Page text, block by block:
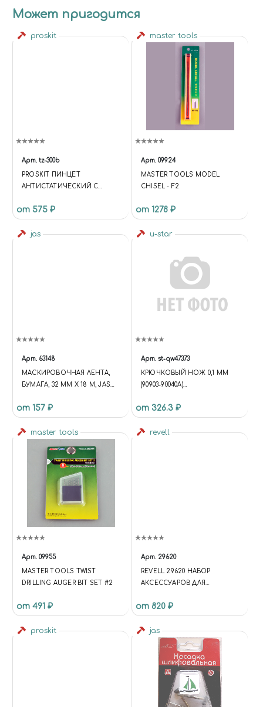
Может пригодится
proskit
Арт. tz-300b
PROSKIT ПИНЦЕТ
АНТИСТАТИЧЕСКИЙ С
(125ММ)
от 575 ₽
master tools
Арт. 09924
MASTER TOOLS MODEL
CHISEL - F2
от 1278 ₽
jas
Арт. 63148
МАСКИРОВОЧНАЯ ЛЕНТА,
БУМАГА, 32 ММ Х 18 М, JAS
от 157 ₽
u-star
Арт. st-qw47373
КРЮЧКОВЫЙ НОЖ 0,1 ММ
(90903-90040A)
HOOK KNIFE (90903-90040A)
(CONSOLIDATED)
от 326.3 ₽
master tools
Арт. 09955
MASTER TOOLS TWIST
DRILLING AUGER BIT SET #2
от 491 ₽
revell
Арт. 29620
REVELL 29620 НАБОР
АКСЕССУАРОВ ДЛЯ
от 820 ₽
proskit jas